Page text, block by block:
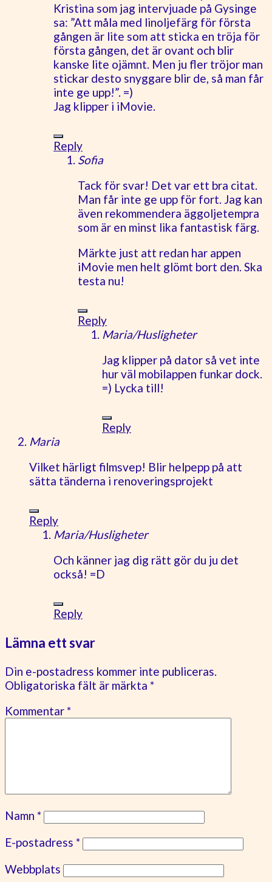
Kristina som jag intervjuade på Gysinge
sa: ”Att måla med linoljefärg för första
gången är lite som att sticka en tröja för
första gången, det är ovant och blir
kanske lite ojämnt. Men ju fler tröjor man
stickar desto snyggare blir de, så man får
inte ge upp!”. =)
Jag klipper i iMovie.
Reply
Sofia
Tack för svar! Det var ett bra citat.
Man får inte ge upp för fort. Jag kan
även rekommendera äggoljetempra
som är en minst lika fantastisk färg.
Märkte just att redan har appen
iMovie men helt glömt bort den. Ska
testa nu!
Reply
Maria/Husligheter
Jag klipper på dator så vet inte
hur väl mobilappen funkar dock.
=) Lycka till!
Reply
Maria
Vilket härligt filmsvep! Blir helpepp på att
sätta tänderna i renoveringsprojekt
Reply
Maria/Husligheter
Och känner jag dig rätt gör du ju det
också! =D
Reply
Lämna ett svar
Din e-postadress kommer inte publiceras.
Obligatoriska fält är märkta *
Kommentar*
Namn *
E-postadress *
Webbplats